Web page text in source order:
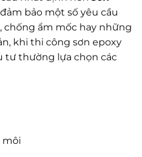
bảo một số yêu cầu
ẩm mốc hay những
khi thi công sơn epoxy
tư thường lựa chọn các
môi